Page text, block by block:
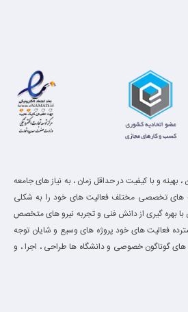
بهینه و با کیفیت در حداقل زمان ، به نیاز های جامعه
های تخصصی مختلف فعالیت های خود را به شکلی
فعالیت های خود پروژه های وسیع و شایان توجه
گوناگون خصوصی و دانشگاه ها طراحی ، اجرا ، و
شفق